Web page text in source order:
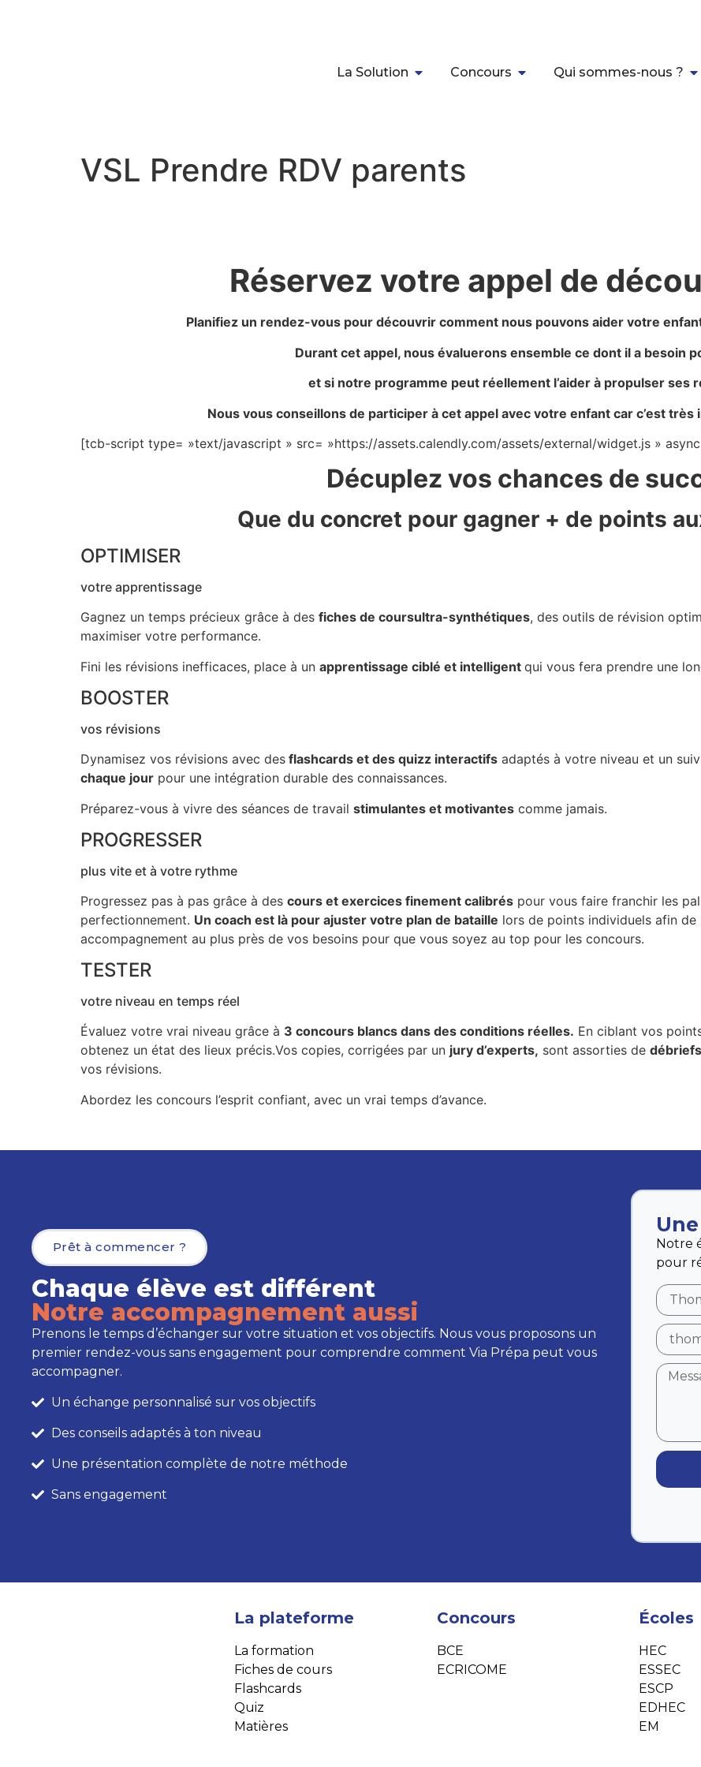
La Solution Concours Qui sommes-nous ?
VSL Prendre RDV parents
Réservez votre appel de
Planifiez un rendez-vous pour découvrir comment nous pouvons aider votre enfant
Durant cet appel, nous évaluerons ensemble ce dont il a besoin
et si notre programme peut réellement l’aider à propulser ses
Nous vous conseillons de participer à cet appel avec votre enfant car c’est
[tcb-script type= »text/javascript » src= »https://assets.calendly.com/assets/external/widget.js »
Décuplez vos chances de
Que du concret pour gagner + de points
OPTIMISER
votre apprentissage
Gagnez un temps précieux grâce à des fiches de coursultra-synthétiques, des outils de révision
maximiser votre performance.
Fini les révisions inefficaces, place à un apprentissage ciblé et intelligent qui vous fera prendre une
BOOSTER
vos révisions
Dynamisez vos révisions avec des flashcards et des quizz interactifs adaptés à votre niveau et un
chaque jour pour une intégration durable des connaissances.
Préparez-vous à vivre des séances de travail stimulantes et motivantes comme jamais.
PROGRESSER
plus vite et à votre rythme
Progressez pas à pas grâce à des cours et exercices finement calibrés pour vous faire franchir les
perfectionnement. Un coach est là pour ajuster votre plan de bataille lors de points individuels afin
accompagnement au plus près de vos besoins pour que vous soyez au top pour les concours.
TESTER
votre niveau en temps réel
Évaluez votre vrai niveau grâce à 3 concours blancs dans des conditions réelles. En ciblant vos
obtenez un état des lieux précis.Vos copies, corrigées par un jury d’experts, sont assorties de
vos révisions.
Abordez les concours l’esprit confiant, avec un vrai temps d’avance.
Chaque élève est différent
Notre accompagnement aussi
Prêt à commencer ?
Prenons le temps d’échanger sur votre situation et vos objectifs. Nous vous proposons un
premier rendez-vous sans engagement pour comprendre comment Via Prépa peut vous
accompagner.
Un échange personnalisé sur vos objectifs
Des conseils adaptés à ton niveau
Une présentation complète de notre méthode
Sans engagement
Notre
pour
La plateforme
La formation
Fiches de cours
Flashcards
Quiz
Matières
Concours
BCE
ECRICOME
Écoles
HEC
ESSEC
ESCP
EDHEC
EM